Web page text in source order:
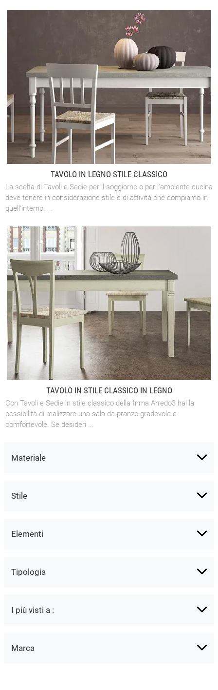
Materiale
Stile
Elementi
Tipologia
I più visti a :
Marca
TAVOLO IN LEGNO STILE CLASSICO
La scelta di Tavoli e Sedie per il soggiorno o per l'ambiente cucina
deve tenere in considerazione stile e di attività che compiamo in
quell'interno. ...
TAVOLO IN STILE CLASSICO IN LEGNO
Con Tavoli e Sedie in stile classico della firma Arredo3 hai la
possibilità di realizzare una sala da pranzo gradevole e
comfortevole. Se desideri ...